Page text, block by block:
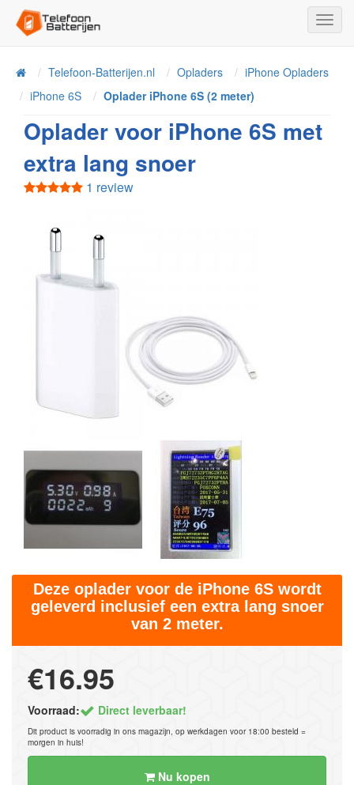
HomeTelefoon-Batterijen.nl Opladers
iPhone Opladers
iPhone 6S
Oplader iPhone 6S (2 meter)
Oplader voor iPhone 6S met
extra lang snoer
1 review
Deze oplader voor de iPhone 6S wordt
geleverd inclusief een extra lang snoer
van 2 meter.
€16.95
Voorraad: Direct leverbaar!
Dit product is voorradig in ons magazijn, op werkdagen voor 18:00 besteld =
morgen in huis!
Nu kopen